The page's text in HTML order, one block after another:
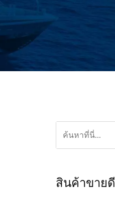
สินค้าขายดี